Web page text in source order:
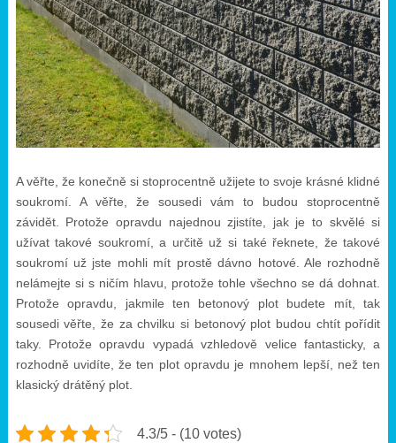
A věřte, že konečně si stoprocentně užijete to svoje krásné klidné
soukromí. A věřte, že sousedi vám to budou stoprocentně
závidět. Protože opravdu najednou zjistíte, jak je to skvělé si
užívat takové soukromí, a určitě už si také řeknete, že takové
soukromí už jste mohli mít prostě dávno hotové. Ale rozhodně
nelámejte si s ničím hlavu, protože tohle všechno se dá dohnat.
Protože opravdu, jakmile ten betonový plot budete mít, tak
sousedi věřte, že za chvilku si betonový plot budou chtít pořídit
taky. Protože opravdu vypadá vzhledově velice fantasticky, a
rozhodně uvidíte, že ten plot opravdu je mnohem lepší, než ten
klasický drátěný plot.
4.3/5 - (10 votes)